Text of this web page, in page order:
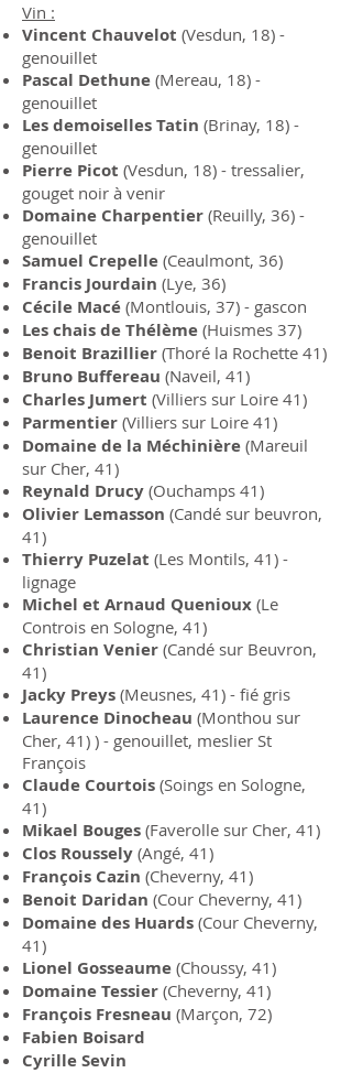
Vin :
Vincent Chauvelot (Vesdun, 18) -
genouillet
Pascal Dethune (Mereau, 18) -
genouillet
Les demoiselles Tatin (Brinay, 18) -
genouillet
Pierre Picot (Vesdun, 18) - tressalier,
gouget noir à venir
Domaine Charpentier (Reuilly, 36) -
genouillet
Samuel Crepelle (Ceaulmont, 36)
Francis Jourdain (Lye, 36)
Cécile Macé (Montlouis, 37) - gascon
Les chais de Thélème (Huismes 37)
Benoit Brazillier (Thoré la Rochette 41)
Bruno Buffereau (Naveil, 41)
Charles Jumert (Villiers sur Loire 41)
Parmentier (Villiers sur Loire 41)
Domaine de la Méchinière (Mareuil
sur Cher, 41)
Reynald Drucy (Ouchamps 41)
Olivier Lemasson (Candé sur beuvron,
41)
Thierry Puzelat (Les Montils, 41) -
lignage
Michel et Arnaud Quenioux (Le
Controis en Sologne, 41)
Christian Venier (Candé sur Beuvron,
41)
Jacky Preys (Meusnes, 41) - fié gris
Laurence Dinocheau (Monthou sur
Cher, 41) ) - genouillet, meslier St
François
Claude Courtois (Soings en Sologne,
41)
Mikael Bouges (Faverolle sur Cher, 41)
Clos Roussely (Angé, 41)
François Cazin (Cheverny, 41)
Benoit Daridan (Cour Cheverny, 41)
Domaine des Huards (Cour Cheverny,
41)
Lionel Gosseaume (Choussy, 41)
Domaine Tessier (Cheverny, 41)
François Fresneau (Marçon, 72)
Fabien Boisard
Cyrille Sevin